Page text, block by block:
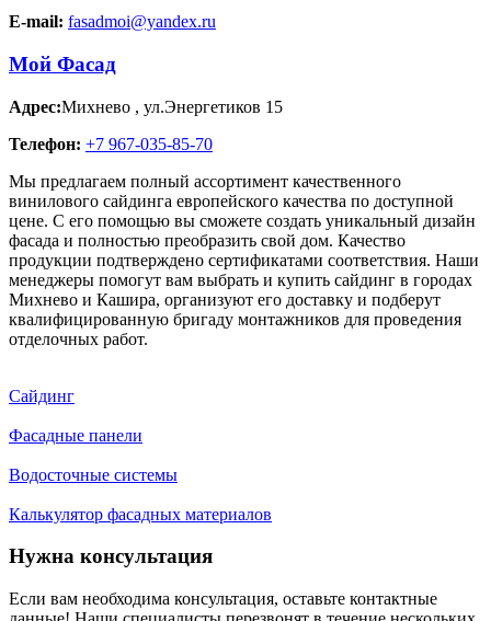
E-mail: fasadmoi@yandex.ru
Мой Фасад
Адрес:Михнево , ул.Энергетиков 15
Телефон: +7 967-035-85-70
Мы предлагаем полный ассортимент качественного
винилового сайдинга европейского качества по доступной
цене. С его помощью вы сможете создать уникальный дизайн
фасада и полностью преобразить свой дом. Качество
продукции подтверждено сертификатами соответствия. Наши
менеджеры помогут вам выбрать и купить сайдинг в городах
Михнево и Кашира, организуют его доставку и подберут
квалифицированную бригаду монтажников для проведения
отделочных работ.
Сайдинг
Фасадные панели
Водосточные системы
Калькулятор фасадных материалов
Нужна консультация
Если вам необходима консультация, оставьте контактные